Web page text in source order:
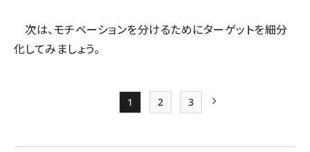
次は、モチベーションを分けるためにターゲットを細分
化してみましょう。
Page
1
Page
2
Page
3